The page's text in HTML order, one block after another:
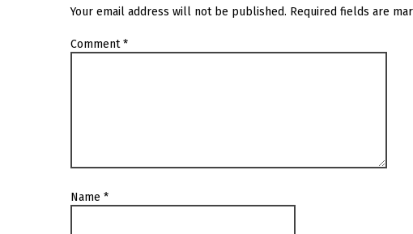
Your email address will not be published. Required fields are
Comment*
Name *